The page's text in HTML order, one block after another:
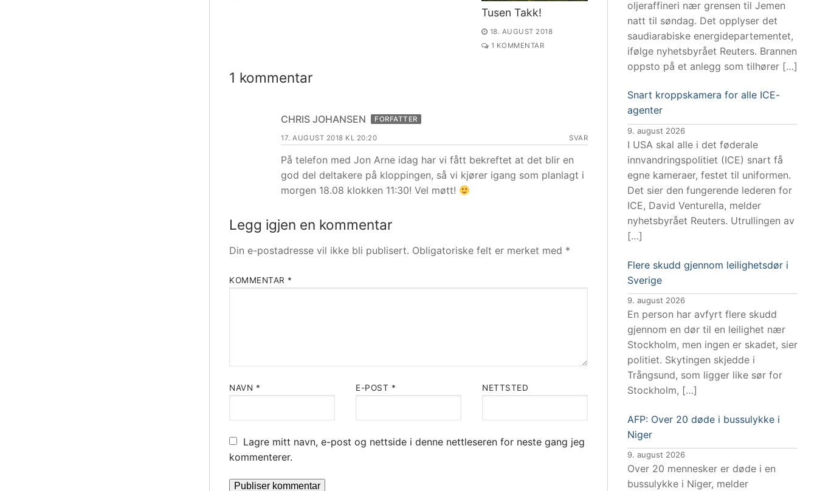
Tusen Takk!
18. AUGUST 2018
1 KOMMENTAR
1 kommentar
CHRIS JOHANSEN FORFATTER
17. AUGUST 2018 KL 20:20 SVAR
På telefon med Jon Arne idag har vi fått bekreftet at det blir en
god del deltakere på kloppingen, så vi kjører igang som planlagt i
morgen 18.08 klokken 11:30! Vel møtt!
Legg igjen en kommentar
Din e-postadresse vil ikke bli publisert. Obligatoriske felt er merket med *
KOMMENTAR *
NAVN * E-POST * NETTSTED
Lagre mitt navn, e-post og nettside i denne nettleseren for neste gang jeg
kommenterer.
oljeraffineri nær grensen til Jemen
natt til søndag. Det opplyser det
saudiarabiske energidepartementet,
ifølge nyhetsbyrået Reuters. Brannen
oppsto på et anlegg som tilhører […]
Snart kroppskamera for alle ICE-
agenter
9. august 2026
I USA skal alle i det føderale
innvandringspolitiet (ICE) snart få
egne kameraer, festet til uniformen.
Det sier den fungerende lederen for
ICE, David Venturella, melder
nyhetsbyrået Reuters. Utrullingen av
[…]
Flere skudd gjennom leilighetsdør i
Sverige
9. august 2026
En person har avfyrt flere skudd
gjennom en dør til en leilighet nær
Stockholm, men ingen er skadet, sier
politiet. Skytingen skjedde i
Trångsund, som ligger like sør for
Stockholm, […]
AFP: Over 20 døde i bussulykke i
Niger
9. august 2026
Over 20 mennesker er døde i en
bussulykke i Niger, melder